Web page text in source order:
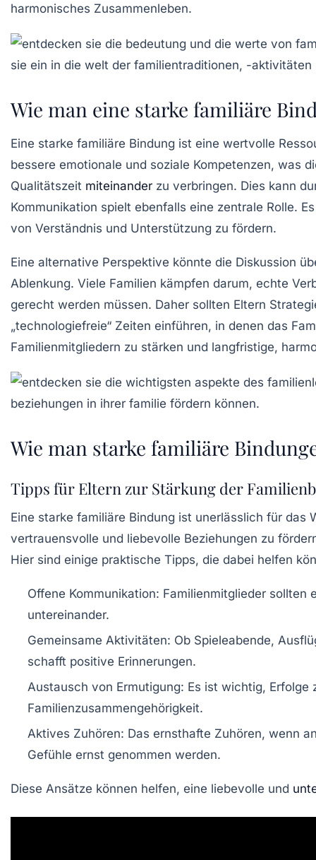
harmonisches Zusammenleben.
Wie man eine starke familiäre
Eine starke familiäre Bindung ist eine wertvolle
bessere emotionale und soziale Kompetenzen, was
Qualitätszeit miteinander zu verbringen. Dies kann
Kommunikation spielt ebenfalls eine zentrale Rolle.
von Verständnis und Unterstützung zu fördern.
Eine alternative Perspektive könnte die Diskussion
Ablenkung. Viele Familien kämpfen darum, echte
gerecht werden müssen. Daher sollten Eltern
„technologiefreie“ Zeiten einführen, in denen das
Familienmitgliedern zu stärken und langfristige,
Wie man starke familiäre
Tipps für Eltern zur Stärkung der
Eine starke familiäre Bindung ist unerlässlich für das
vertrauensvolle und liebevolle Beziehungen zu
Hier sind einige praktische Tipps, die dabei helfen
Offene Kommunikation: Familienmitglieder sollten
untereinander.
Gemeinsame Aktivitäten: Ob Spieleabende,
schafft positive Erinnerungen.
Austausch von Ermutigung: Es ist wichtig, Erfolge
Familienzusammengehörigkeit.
Aktives Zuhören: Das ernsthafte Zuhören, wenn
Gefühle ernst genommen werden.
Diese Ansätze können helfen, eine liebevolle und